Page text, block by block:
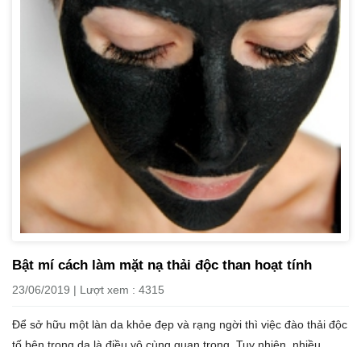
Bật mí cách làm mặt nạ thải độc than hoạt tính
23/06/2019 | Lượt xem : 4315
Để sở hữu một làn da khỏe đẹp và rạng ngời thì việc đào thải độc
tố bên trong da là điều vô cùng quan trọng. Tuy nhiên, nhiều